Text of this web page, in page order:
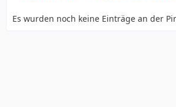
Es wurden noch keine Einträge an der